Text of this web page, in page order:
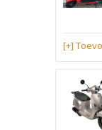
[+]